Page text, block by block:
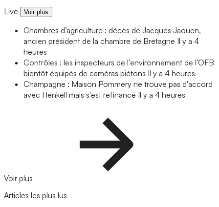
Live Voir plus
Chambres d’agriculture : décès de Jacques Jaouen,
ancien président de la chambre de Bretagne Il y a 4
heures
Contrôles : les inspecteurs de l’environnement de l’OFB
bientôt équipés de caméras piétons Il y a 4 heures
Champagne : Maison Pommery ne trouve pas d'accord
avec Henkell mais s'est refinancé Il y a 4 heures
Voir plus
Articles les plus lus